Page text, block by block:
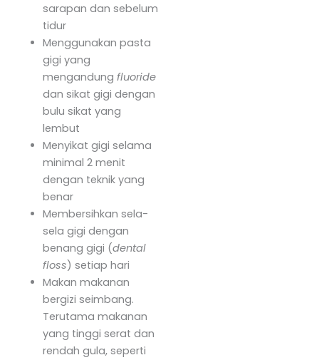
sarapan dan sebelum
tidur
Menggunakan pasta
gigi yang
mengandung fluoride
dan sikat gigi dengan
bulu sikat yang
lembut
Menyikat gigi selama
minimal 2 menit
dengan teknik yang
benar
Membersihkan sela-
sela gigi dengan
benang gigi (dental
floss) setiap hari
Makan makanan
bergizi seimbang.
Terutama makanan
yang tinggi serat dan
rendah gula, seperti